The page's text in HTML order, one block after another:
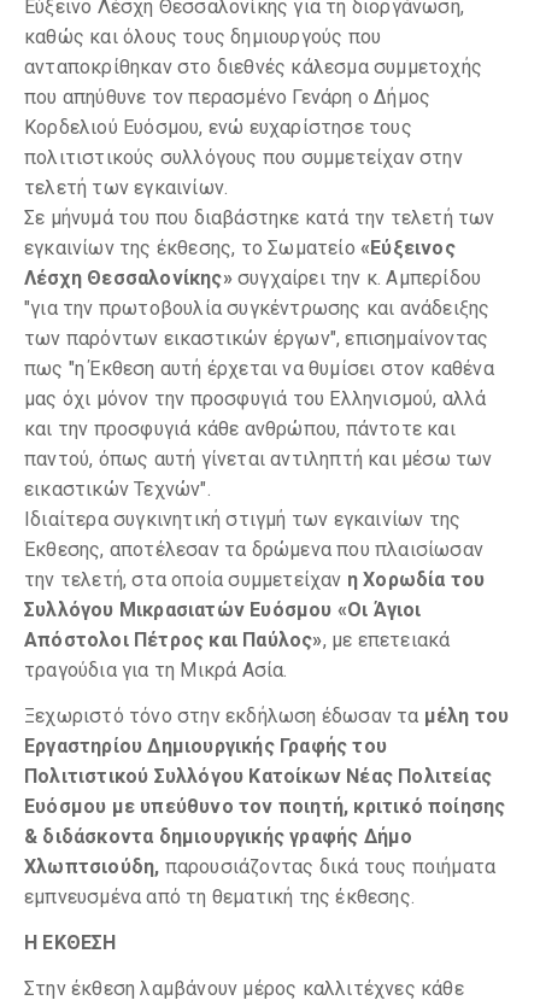
Εύξεινο Λέσχη Θεσσαλονίκης για τη διοργάνωση,
καθώς και όλους τους δημιουργούς που
ανταποκρίθηκαν στο διεθνές κάλεσμα συμμετοχής
που απηύθυνε τον περασμένο Γενάρη ο Δήμος
Κορδελιού Ευόσμου, ενώ ευχαρίστησε τους
πολιτιστικούς συλλόγους που συμμετείχαν στην
τελετή των εγκαινίων.
Σε μήνυμά του που διαβάστηκε κατά την τελετή των
εγκαινίων της έκθεσης, το Σωματείο«Εύξεινος
Λέσχη Θεσσαλονίκης» συγχαίρει την κ. Αμπερίδου
"για την πρωτοβουλία συγκέντρωσης και ανάδειξης
των παρόντων εικαστικών έργων", επισημαίνοντας
πως "η Έκθεση αυτή έρχεται να θυμίσει στον καθένα
μας όχι μόνον την προσφυγιά του Ελληνισμού, αλλά
και την προσφυγιά κάθε ανθρώπου, πάντοτε και
παντού, όπως αυτή γίνεται αντιληπτή και μέσω των
εικαστικών Τεχνών".
Ιδιαίτερα συγκινητική στιγμή των εγκαινίων της
Έκθεσης, αποτέλεσαν τα δρώμενα που πλαισίωσαν
την τελετή, στα οποία συμμετείχαν η Χορωδία του
Συλλόγου Μικρασιατών Ευόσμου «Οι Άγιοι
Απόστολοι Πέτρος και Παύλος», με επετειακά
τραγούδια για τη Μικρά Ασία.
Ξεχωριστό τόνο στην εκδήλωση έδωσαν τα μέλη του
Εργαστηρίου Δημιουργικής Γραφής του
Πολιτιστικού Συλλόγου Κατοίκων Νέας Πολιτείας
Ευόσμου με υπεύθυνο τον ποιητή, κριτικό ποίησης
& διδάσκoντα δημιουργικής γραφής Δήμο
Χλωπτσιούδη, παρουσιάζοντας δικά τους ποιήματα
εμπνευσμένα από τη θεματική της έκθεσης.
Η ΕΚΘΕΣΗ
Στην έκθεση λαμβάνουν μέρος καλλιτέχνες κάθε